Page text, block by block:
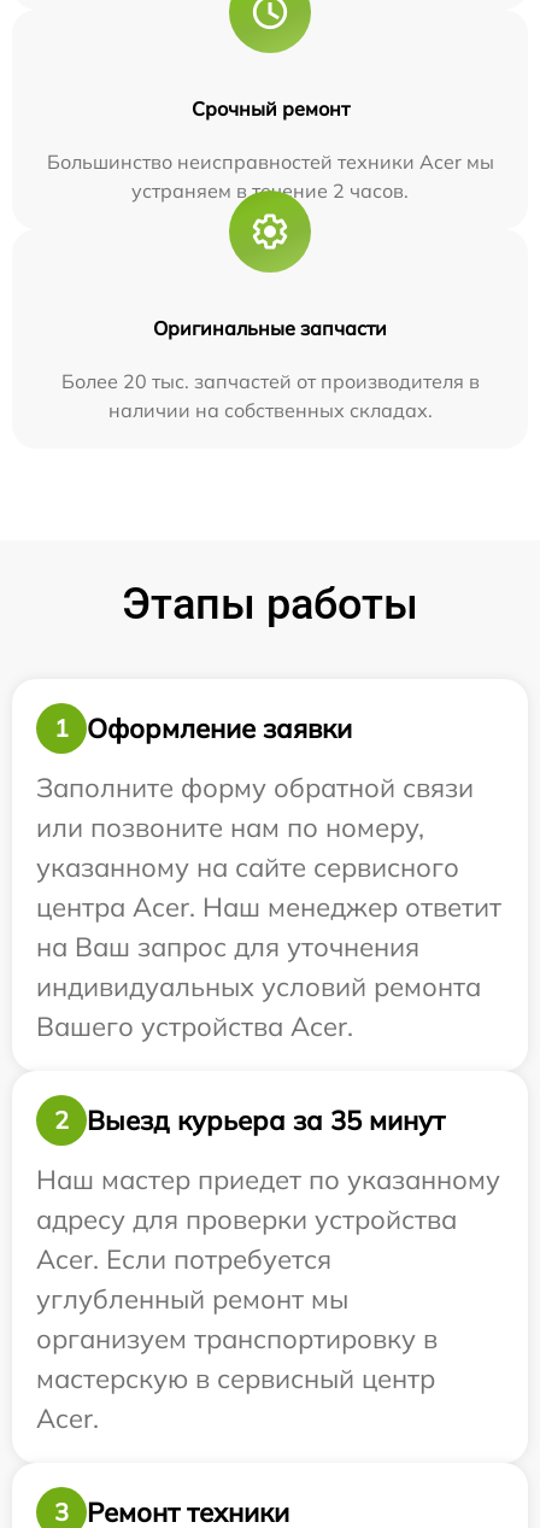
Срочный ремонт
Большинство неисправностей техники Acer мы
устраняем в течение 2 часов.
Оригинальные запчасти
Более 20 тыс. запчастей от производителя в
наличии на собственных складах.
Этапы работы
1
Оформление заявки
Заполните форму обратной связи
или позвоните нам по номеру,
указанному на сайте сервисного
центра Acer. Наш менеджер ответит
на Ваш запрос для уточнения
индивидуальных условий ремонта
Вашего устройства Acer.
2
Выезд курьера за 35 минут
Наш мастер приедет по указанному
адресу для проверки устройства
Acer. Если потребуется
углубленный ремонт мы
организуем транспортировку в
мастерскую в сервисный центр
Acer.
3 Ремонт техники